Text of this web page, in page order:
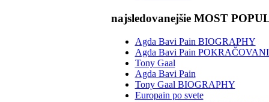
najsledovanejšie MOST
Agda Bavi Pain BIOGRAPHY
Agda Bavi Pain
Tony Gaal
Agda Bavi Pain
Tony Gaal BIOGRAPHY
Europain po svete